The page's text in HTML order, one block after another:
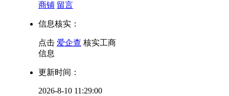
商铺 留言
信息核实：
点击 爱企查 核实工商
信息
更新时间：
2026-8-10 11:29:00